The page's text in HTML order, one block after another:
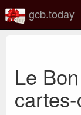
gcb.today
Le